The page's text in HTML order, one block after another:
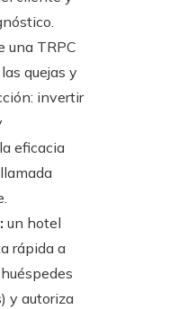
una TRPC
quejas y
invertir
eficacia
un hotel
rápida a
y autoriza